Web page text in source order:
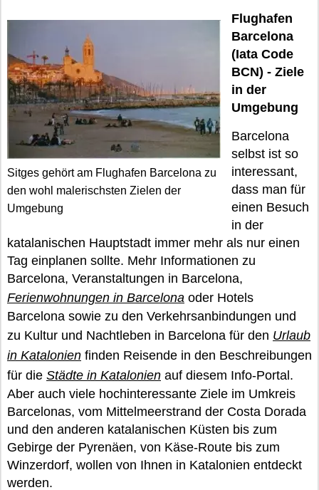
Sitges gehört am Flughafen Barcelona zu
den wohl malerischsten Zielen der
Umgebung
Flughafen
Barcelona
(Iata Code
BCN) - Ziele
in der
Umgebung
Barcelona
selbst ist so
interessant,
dass man für
einen Besuch
in der
katalanischen Hauptstadt immer mehr als nur einen
Tag einplanen sollte. Mehr Informationen zu
Barcelona, Veranstaltungen in Barcelona,
Ferienwohnungen in Barcelona oder Hotels
Barcelona sowie zu den Verkehrsanbindungen und
zu Kultur und Nachtleben in Barcelona für den Urlaub
in Katalonien finden Reisende in den Beschreibungen
für die Städte in Katalonien auf diesem Info-Portal.
Aber auch viele hochinteressante Ziele im Umkreis
Barcelonas, vom Mittelmeerstrand der Costa Dorada
und den anderen katalanischen Küsten bis zum
Gebirge der Pyrenäen, von Käse-Route bis zum
Winzerdorf, wollen von Ihnen in Katalonien entdeckt
werden.